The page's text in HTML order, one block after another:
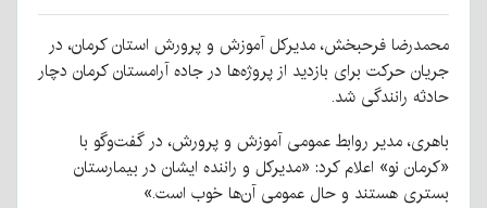
محمدرضا فرحبخش، مدیرکل آموزش و پرورش استان کرمان، در
جریان حرکت برای بازدید از پروژه‌ها در جاده آرامستان کرمان دچار
حادثه رانندگی شد.
باهری، مدیر روابط عمومی آموزش و پرورش، در گفت‌وگو با
«کرمان نو» اعلام کرد: «مدیرکل و راننده ایشان در بیمارستان
بستری هستند و حال عمومی آن‌ها خوب است.»